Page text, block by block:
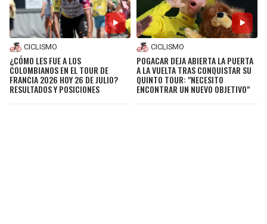
CICLISMO
¿CÓMO LES FUE A LOS
COLOMBIANOS EN EL TOUR DE
FRANCIA 2026 HOY 26 DE JULIO?
RESULTADOS Y POSICIONES
CICLISMO
POGACAR DEJA ABIERTA LA PUERTA
A LA VUELTA TRAS CONQUISTAR SU
QUINTO TOUR: "NECESITO
ENCONTRAR UN NUEVO OBJETIVO"